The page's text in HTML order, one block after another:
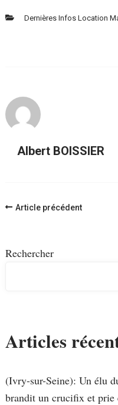
Dernières Infos Location
Albert BOISSIER
Navigation
Article précédent
Rechercher
Articles
(Ivry-sur-Seine): Un élu
brandit un crucifix et